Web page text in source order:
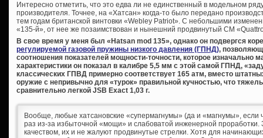
Интересно отметить, что это едва ли не единственный в модельном
производителя. Точнее, на «Хатсан» когда-то было передано
тем годам британской винтовки «Webley Patriot». С небольшими
«135-й», от нее же позаимствован и нынешний продвинутый СМ
В свое время у меня был «Hatsan mod 135», однако он подвергся
регулируемой газовой пружины низкого давления (ГПНД),
соотношения показателей мощности-точности, которое изначально
характеристики он показал в калибре 5,5 мм с этой самой ГПНД,
классических ГПВД примерно соответствует 165 атм, вместо
оружие с непривычно для «турок» правильной кучностью, что
сравнительно легкой JSB Exact 1,03 г.
Вообще, любые хатсановские «супермагнумы» (да и «магнумы», если
раз из-за избыточной «мощи» и слабоватой инженерной проработки.
качеством, их и не жалуют продвинутые стрелки. Хотя для